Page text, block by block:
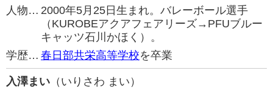
人物… 2000年5月25日生まれ。バレーボール選手
（KUROBEアクアフェアリーズ→PFUブルー
キャッツ石川かほく）。
学歴… 春日部共栄高等学校を卒業
入澤まい （いりさわ まい）